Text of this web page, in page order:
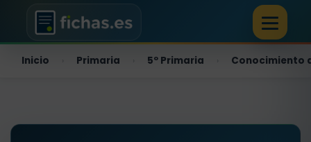
Inicio Primaria 5º Primaria Conocimiento